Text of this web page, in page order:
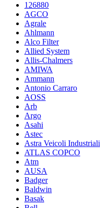
126880
AGCO
Agrale
Ahlmann
Alco Filter
Allied System
Allis-Chalmers
AMIWA
Ammann
Antonio Carraro
AOSS
Arb
Argo
Asahi
Astec
Astra Veicoli Industriali
ATLAS COPCO
Atm
AUSA
Badger
Baldwin
Basak